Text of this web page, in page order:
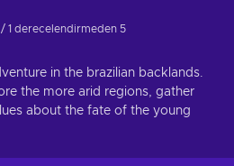
/ 1 derecelendirmeden 5
in the brazilian backlands.
the more arid regions, gather
about the fate of the young